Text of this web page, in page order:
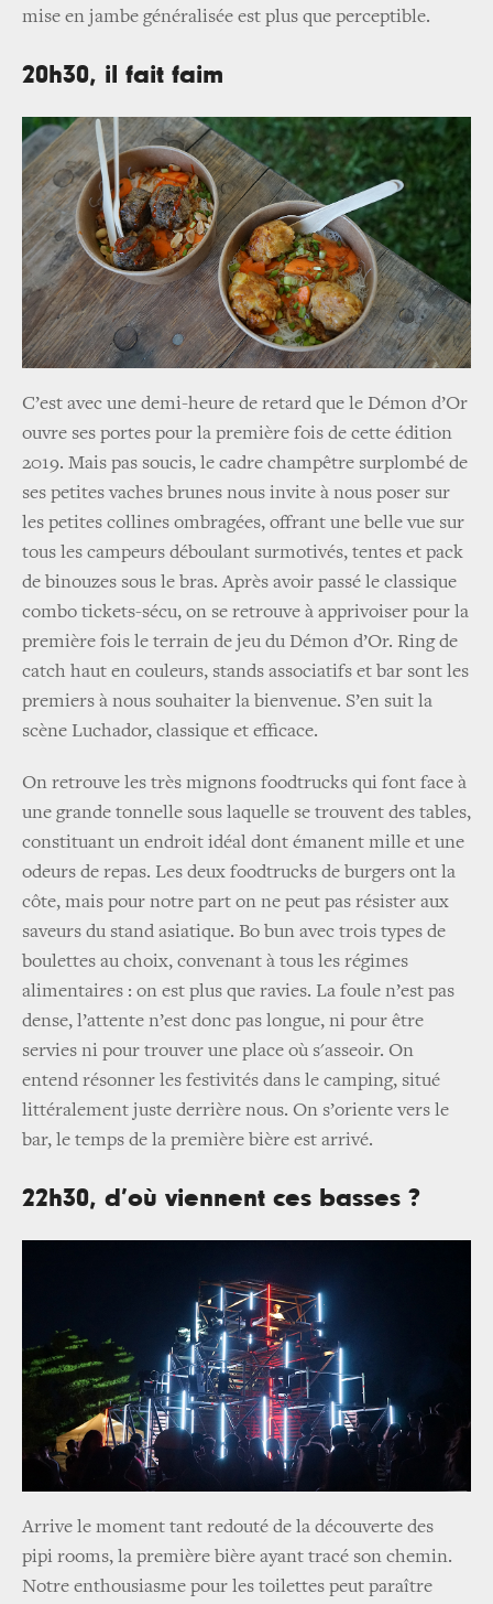
mise en jambe généralisée est plus que perceptible.
20h30, il fait faim
C’est avec une demi-heure de retard que le Démon d’Or
ouvre ses portes pour la première fois de cette édition
2019. Mais pas soucis, le cadre champêtre surplombé de
ses petites vaches brunes nous invite à nous poser sur
les petites collines ombragées, offrant une belle vue sur
tous les campeurs déboulant surmotivés, tentes et pack
de binouzes sous le bras. Après avoir passé le classique
combo tickets-sécu, on se retrouve à apprivoiser pour la
première fois le terrain de jeu du Démon d’Or. Ring de
catch haut en couleurs, stands associatifs et bar sont les
premiers à nous souhaiter la bienvenue. S’en suit la
scène Luchador, classique et efficace.
On retrouve les très mignons foodtrucks qui font face à
une grande tonnelle sous laquelle se trouvent des tables,
constituant un endroit idéal dont émanent mille et une
odeurs de repas. Les deux foodtrucks de burgers ont la
côte, mais pour notre part on ne peut pas résister aux
saveurs du stand asiatique. Bo bun avec trois types de
boulettes au choix, convenant à tous les régimes
alimentaires : on est plus que ravies. La foule n’est pas
dense, l’attente n’est donc pas longue, ni pour être
servies ni pour trouver une place où s'asseoir. On
entend résonner les festivités dans le camping, situé
littéralement juste derrière nous. On s’oriente vers le
bar, le temps de la première bière est arrivé.
22h30, d’où viennent ces basses ?
Arrive le moment tant redouté de la découverte des
pipi rooms, la première bière ayant tracé son chemin.
Notre enthousiasme pour les toilettes peut paraître